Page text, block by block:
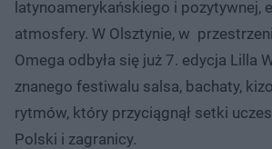
latynoamerykańskiego i pozytywnej,
atmosfery. W Olsztynie, w
Omega odbyła się już 7. edycja Lilla
znanego festiwalu salsa, bachaty,
rytmów, który przyciągnął setki
Polski i zagranicy.